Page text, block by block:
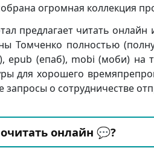
огромная коллекция
предлагает читать
Томченко полностью
epub (епаб), mobi (моби) на
для хорошего
запросы о сотрудничестве
онлайн 💬?